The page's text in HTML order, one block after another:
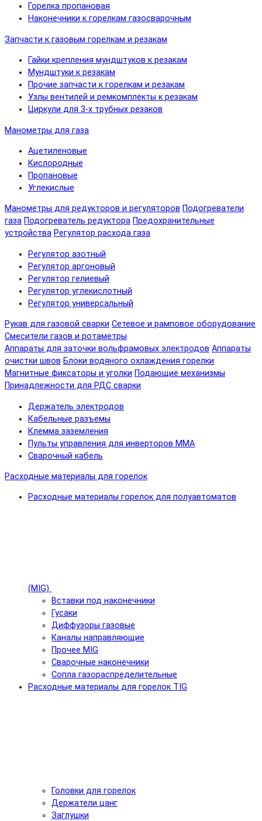
Горелка пропановая
Наконечники к горелкам газосварочным
Запчасти к газовым горелкам и резакам
Гайки крепления мундштуков к резакам
Мундштуки к резакам
Прочие запчасти к горелкам и резакам
Узлы вентилей и ремкомплекты к резакам
Циркули для 3-х трубных резаков
Манометры для газа
Ацетиленовые
Кислородные
Пропановые
Углекислые
Манометры для редукторов и регуляторов Подогреватели
газа Подогреватель редуктора Предохранительные
устройства Регулятор расхода газа
Регулятор азотный
Регулятор аргоновый
Регулятор гелиевый
Регулятор углекислотный
Регулятор универсальный
Рукав для газовой сварки Сетевое и рамповое оборудование
Смесители газов и ротаметры
Аппараты для заточки вольфрамовых электродов Аппараты
очистки швов Блоки водяного охлаждения горелки
Магнитные фиксаторы и уголки Подающие механизмы
Принадлежности для РДС сварки
Держатель электродов
Кабельные разъемы
Клемма заземления
Пульты управления для инверторов MMA
Сварочный кабель
Расходные материалы для горелок
Расходные материалы горелок для полуавтоматов
(MIG)
Вставки под наконечники
Гусаки
Диффузоры газовые
Каналы направляющие
Прочее MIG
Сварочные наконечники
Сопла газораспределительные
Расходные материалы для горелок TIG
Головки для горелок
Держатели цанг
Заглушки